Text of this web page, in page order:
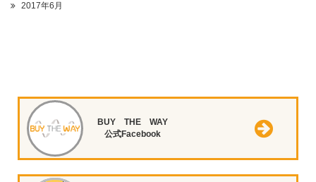
2017年6月
BUY THE WAY
公式Facebook